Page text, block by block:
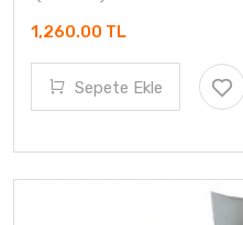
1,260.00 TL
Sepete Ekle